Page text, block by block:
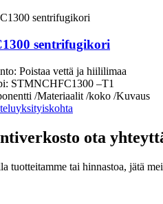
sentrifugikori
Poistaa vettä ja hiililimaa
STMNCHFC1300 –T1
/Materiaalit /koko /Kuvaus
yksityiskohta
ota
tuotteitamme tai hinnastoa, jätä